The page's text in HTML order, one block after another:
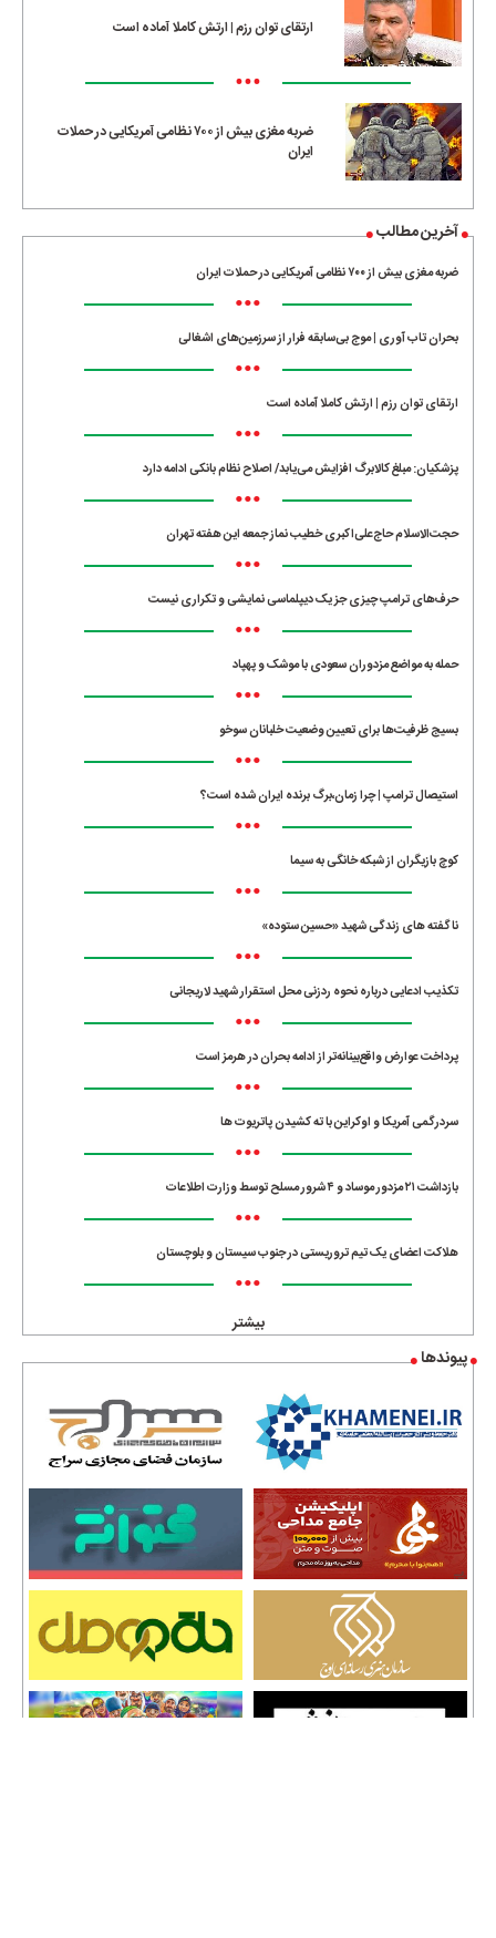
ارتقای توان رزم | ارتش کاملا آماده است
•••
ضربه مغزی بیش از ۷۰۰ نظامی آمریکایی در حملات
ایران
آخرین مطالب
ضربه مغزی بیش از ۷۰۰ نظامی آمریکایی در حملات ایران
•••
بحران تاب آوری | موج بی‌سابقه فرار از سرزمین‌های اشغالی
•••
ارتقای توان رزم | ارتش کاملا آماده است
•••
پزشکیان: مبلغ کالابرگ افزایش می‌یابد/ اصلاح نظام بانکی ادامه دارد
•••
حجت‌الاسلام حاج‌علی‌اکبری خطیب نماز جمعه این هفته تهران
•••
حرف‌های ترامپ چیزی جز یک دیپلماسی نمایشی و تکراری نیست
•••
حمله به مواضع مزدوران سعودی با موشک و پهپاد
•••
بسیج ظرفیت‌ها برای تعیین وضعیت خلبانان سوخو
•••
استیصال ترامپ | چرا زمان،برگ برنده ایران شده است؟
•••
کوچ بازیگران از شبکه خانگی به سیما
•••
ناگفته های زندگی شهید «حسین ستوده»
•••
تکذیب ادعایی درباره نحوه ردزنی محل استقرار شهید لاریجانی
•••
پرداخت عوارض واقع‌بینانه‌تر از ادامه بحران در هرمز است
•••
سردرگمی آمریکا و اوکراین با ته کشیدن پاتریوت ها
•••
بازداشت ۲۱ مزدور موساد و ۴ شرور مسلح توسط وزارت اطلاعات
•••
هلاکت اعضای یک تیم تروریستی در جنوب سیستان و بلوچستان
•••
بیشتر
پیوندها